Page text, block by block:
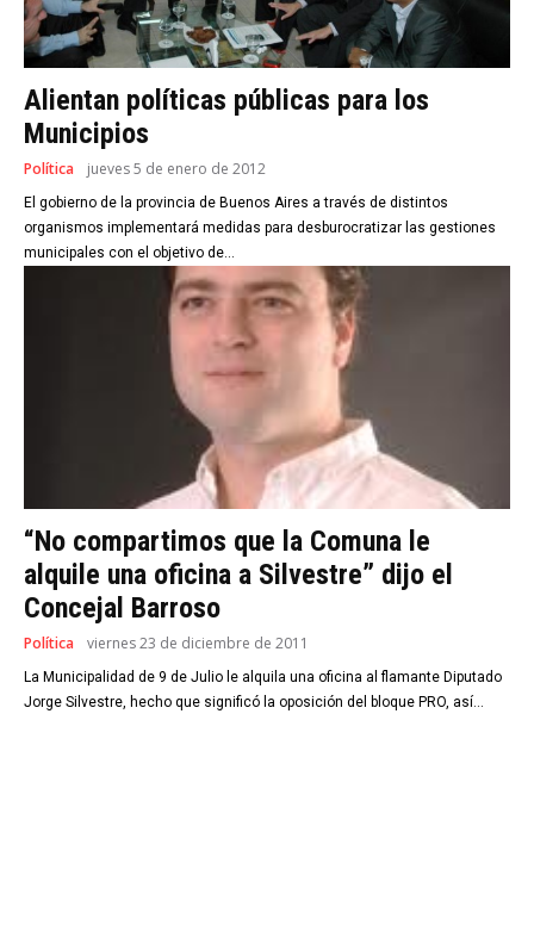
Alientan políticas públicas para los
Municipios
Política jueves 5 de enero de 2012
El gobierno de la provincia de Buenos Aires a través de distintos
organismos implementará medidas para desburocratizar las gestiones
municipales con el objetivo de...
“No compartimos que la Comuna le
alquile una oficina a Silvestre” dijo el
Concejal Barroso
Política viernes 23 de diciembre de 2011
La Municipalidad de 9 de Julio le alquila una oficina al flamante Diputado
Jorge Silvestre, hecho que significó la oposición del bloque PRO, así...